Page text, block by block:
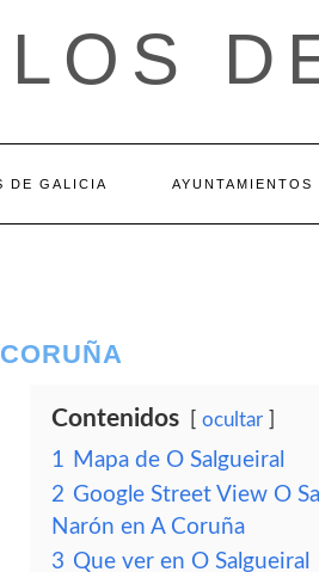
DE GALICIA AYUNTAMIENTOS
Contenidos ocultar
1 Mapa de O Salgueiral
2 Google Street View O
Narón en A Coruña
3 Que ver en O Salgueiral